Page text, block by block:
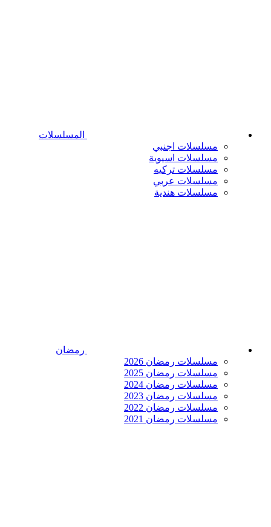
المسلسلات
مسلسلات اجنبي
مسلسلات اسيوية
مسلسلات تركيه
مسلسلات عربي
مسلسلات هندية
رمضان
مسلسلات رمضان 2026
مسلسلات رمضان 2025
مسلسلات رمضان 2024
مسلسلات رمضان 2023
مسلسلات رمضان 2022
مسلسلات رمضان 2021